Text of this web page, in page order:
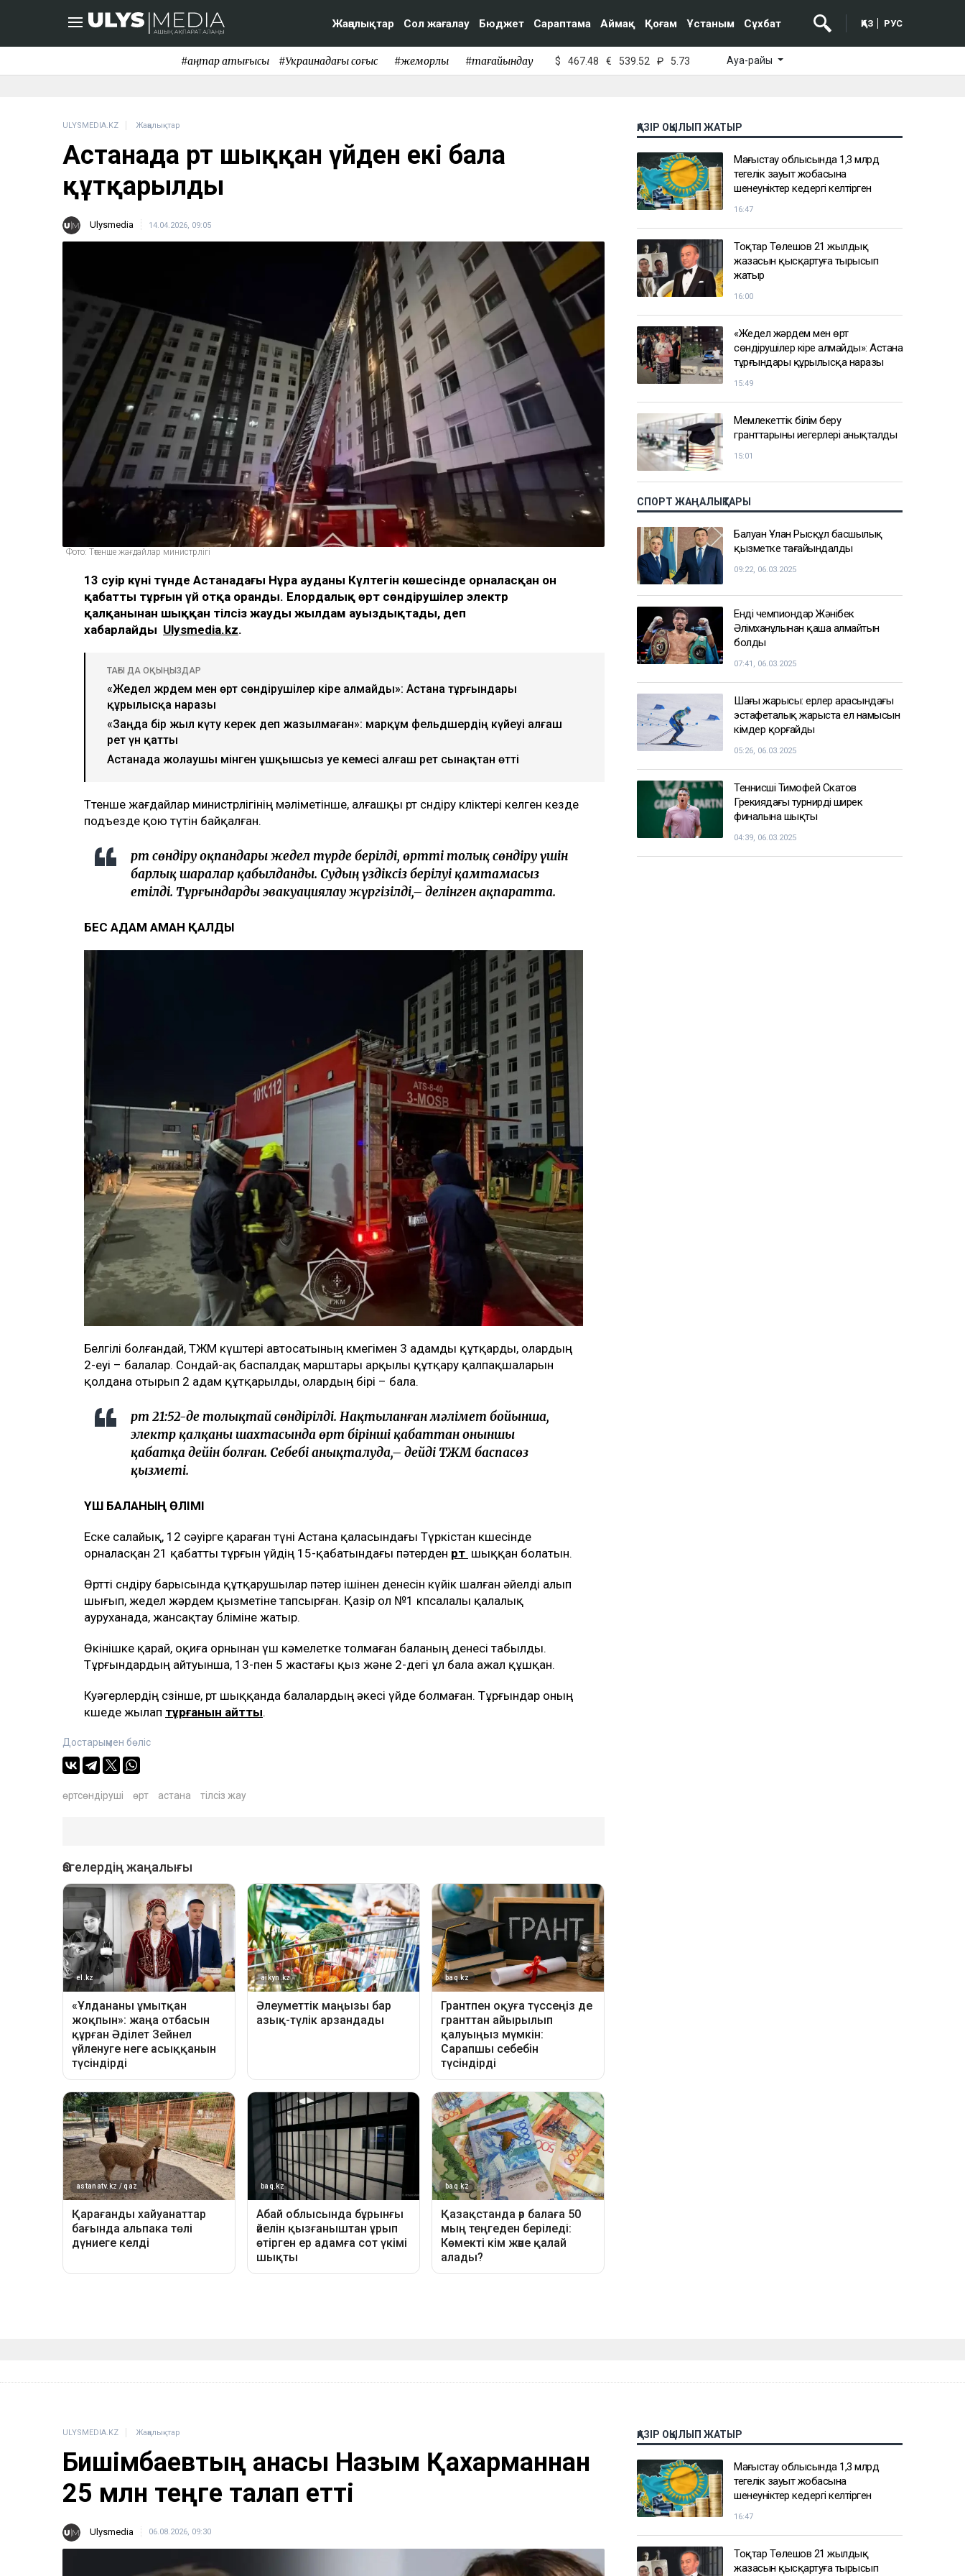
Жаңалықтар Сол жағалау Бюджет Сараптама Аймақ Қоғам Ұстаным Сұхбат ҚАЗ РУС
#қаңтар қақтығысы #Украинадағы соғыс #жемқорлық #тағайындау $ 467.48 € 539.52 ₽ 5.73 Ауа-райы
ULYSMEDIA.KZ Жаңалықтар
Астанада өрт шыққан үйден екі бала
құтқарылды
Ulysmedia 14.04.2026, 09:05
Фото: Төтенше жағдайлар министрлігі
13 сәуір күні түнде Астанадағы Нұра ауданы Күлтегін көшесінде орналасқан он
қабатты тұрғын үй отқа оранды. Елордалық өрт сөндірушілер электр
қалқанынан шыққан тілсіз жауды жылдам ауыздықтады, деп
хабарлайды Ulysmedia.kz.
ТАҒЫ ДА ОҚЫҢЫЗДАР
«Жедел жәрдем мен өрт сөндірушілер кіре алмайды»: Астана тұрғындары
құрылысқа наразы
«Заңда бір жыл күту керек деп жазылмаған»: марқұм фельдшердің күйеуі алғаш
рет үн қатты
Астанада жолаушы мінген ұшқышсыз әуе кемесі алғаш рет сынақтан өтті
Төтенше жағдайлар министрлігінің мәліметінше, алғашқы өрт сөндіру көліктері келген кезде
подъезде қою түтін байқалған.
Өрт сөндіру оқпандары жедел түрде берілді, өртті толық сөндіру үшін
барлық шаралар қабылданды. Судың үздіксіз берілуі қамтамасыз
етілді. Тұрғындарды эвакуациялау жүргізілді,– делінген ақпаратта.
БЕС АДАМ АМАН ҚАЛДЫ
Белгілі болғандай, ТЖМ күштері автосатының көмегімен 3 адамды құтқарды, олардың
2-еуі – балалар. Сондай-ақ баспалдақ марштары арқылы құтқару қалпақшаларын
қолдана отырып 2 адам құтқарылды, олардың бірі – бала.
Өрт 21:52-де толықтай сөндірілді. Нақтыланған мәлімет бойынша,
электр қалқаны шахтасында өрт бірінші қабаттан оныншы
қабатқа дейін болған. Себебі анықталуда,– дейді ТЖМ баспасөз
қызметі.
ҮШ БАЛАНЫҢ ӨЛІМІ
Еске салайық, 12 сәуірге қараған түні Астана қаласындағы Түркістан көшесінде
орналасқан 21 қабатты тұрғын үйдің 15-қабатындағы пәтерден өрт шыққан болатын.
Өртті сөндіру барысында құтқарушылар пәтер ішінен денесін күйік шалған әйелді алып
шығып, жедел жәрдем қызметіне тапсырған. Қазір ол №1 көпсалалы қалалық
ауруханада, жансақтау бөліміне жатыр.
Өкінішке қарай, оқиға орнынан үш кәмелетке толмаған баланың денесі табылды.
Тұрғындардың айтуынша, 13-пен 5 жастағы қыз және 2-дегі ұл бала ажал құшқан.
Куәгерлердің сөзінше, өрт шыққанда балалардың әкесі үйде болмаған. Тұрғындар оның
көшеде жылап тұрғанын айтты.
Достарыңмен бөліс
өртсөндіруші өрт астана тілсіз жау
ҚАЗІР ОҚЫЛЫП ЖАТЫР
Маңғыстау облысында 1,3 млрд
теңгелік зауыт жобасына
шенеуніктер кедергі келтірген
16:47
Тоқтар Төлешов 21 жылдық
жазасын қысқартуға тырысып
жатыр
16:00
«Жедел жәрдем мен өрт
сөндірушілер кіре алмайды»: Астана
тұрғындары құрылысқа наразы
15:49
Мемлекеттік білім беру
гранттарының иегерлері анықталды
15:01
СПОРТ ЖАҢАЛЫҚТАРЫ
Балуан Ұлан Рысқұл басшылық
қызметке тағайындалды
09:22, 06.03.2025
Енді чемпиондар Жәнібек
Әлімханұлынан қаша алмайтын
болды
07:41, 06.03.2025
Шаңғы жарысы: ерлер арасындағы
эстафеталық жарыста ел намысын
кімдер қорғайды
05:26, 06.03.2025
Теннисші Тимофей Скатов
Грекиядағы турнирдің ширек
финалына шықты
04:39, 06.03.2025
ULYSMEDIA.KZ Жаңалықтар
Бишімбаевтың анасы Назым Қахарманнан
25 млн теңге талап етті
Ulysmedia 06.08.2026, 09:30
ҚАЗІР ОҚЫЛЫП ЖАТЫР
Маңғыстау облысында 1,3 млрд
теңгелік зауыт жобасына
шенеуніктер кедергі келтірген
16:47
Тоқтар Төлешов 21 жылдық
жазасын қысқартуға тырысып